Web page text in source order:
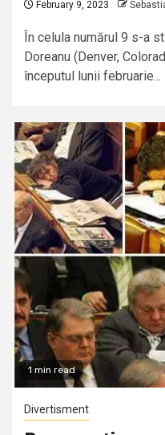
February 9, 2023
În celula numărul 9 s-a
Doreanu (Denver,
începutul lunii februarie...
1 min read
Divertisment